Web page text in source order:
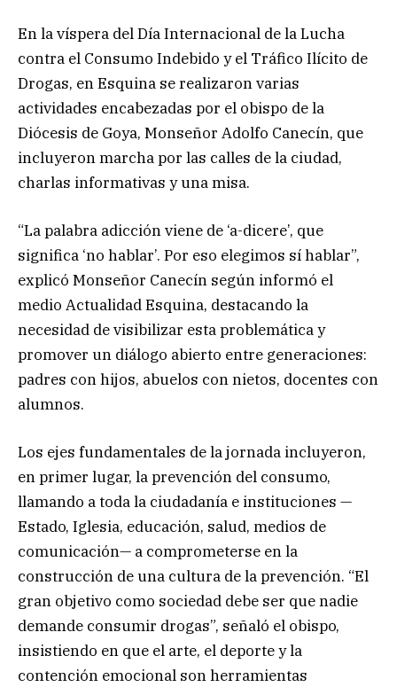
En la víspera del Día Internacional de la Lucha
contra el Consumo Indebido y el Tráfico Ilícito de
Drogas, en Esquina se realizaron varias
actividades encabezadas por el obispo de la
Diócesis de Goya, Monseñor Adolfo Canecín, que
incluyeron marcha por las calles de la ciudad,
charlas informativas y una misa.
“La palabra adicción viene de ‘a-dicere’, que
significa ‘no hablar’. Por eso elegimos sí hablar”,
explicó Monseñor Canecín según informó el
medio Actualidad Esquina, destacando la
necesidad de visibilizar esta problemática y
promover un diálogo abierto entre generaciones:
padres con hijos, abuelos con nietos, docentes con
alumnos.
Los ejes fundamentales de la jornada incluyeron,
en primer lugar, la prevención del consumo,
llamando a toda la ciudadanía e instituciones —
Estado, Iglesia, educación, salud, medios de
comunicación— a comprometerse en la
construcción de una cultura de la prevención. “El
gran objetivo como sociedad debe ser que nadie
demande consumir drogas”, señaló el obispo,
insistiendo en que el arte, el deporte y la
contención emocional son herramientas